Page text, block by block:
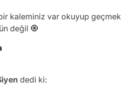
kaleminiz var okuyup geçmek
değil 🧿
dedi ki: